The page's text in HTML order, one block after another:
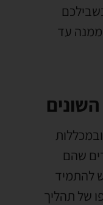
ממנה עד
שהם
להתמיד
של תהליך